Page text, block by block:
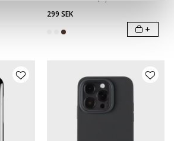
299 SEK
+